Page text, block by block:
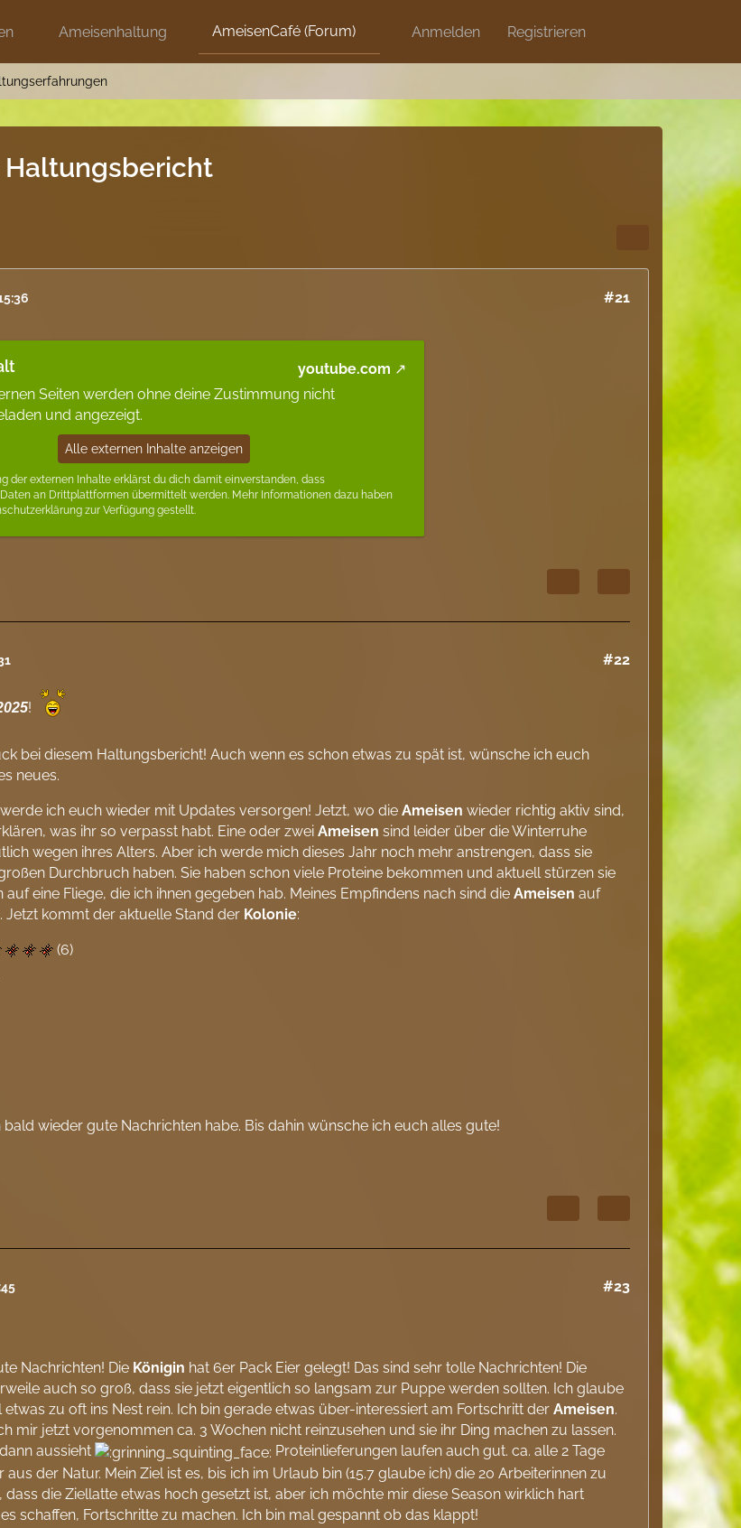
Anmelden Registrieren
Ameisenhaltung AmeisenCafé (Forum) Discord Artikel Blog
#21
youtube.com
Seiten werden ohne deine Zustimmung nicht
und angezeigt.
Alle externen Inhalte anzeigen
der externen Inhalte erklärst du dich damit einverstanden, dass
an Drittplattformen übermittelt werden. Mehr Informationen dazu haben
zur Verfügung gestellt.
#22
!
bei diesem Haltungsbericht! Auch wenn es schon etwas zu spät ist, wünsche ich euch
neues.
ich euch wieder mit Updates versorgen! Jetzt, wo dieAmeisen wieder richtig aktiv sind,
was ihr so verpasst habt. Eine oder zweiAmeisen sind leider über die Winterruhe
wegen ihres Alters. Aber ich werde mich dieses Jahr noch mehr anstrengen, dass sie
Durchbruch haben. Sie haben schon viele Proteine bekommen und aktuell stürzen sie
auf eine Fliege, die ich ihnen gegeben hab. Meines Empfindens nach sind dieAmeisen auf
Jetzt kommt der aktuelle Stand der Kolonie:
(6)
bald wieder gute Nachrichten habe. Bis dahin wünsche ich euch alles gute!
#23
Nachrichten! Die Königin hat 6er Pack Eier gelegt! Das sind sehr tolle Nachrichten! Die
auch so groß, dass sie jetzt eigentlich so langsam zur Puppe werden sollten. Ich glaube
etwas zu oft ins Nest rein. Ich bin gerade etwas über-interessiert am Fortschritt derAmeisen.
mir jetzt vorgenommen ca. 3 Wochen nicht reinzusehen und sie ihr Ding machen zu lassen.
aussieht
Proteinlieferungen laufen auch gut. ca. alle 2 Tage
aus der Natur. Mein Ziel ist es, bis ich im Urlaub bin (15.7 glaube ich) die 20 Arbeiterinnen zu
dass die Ziellatte etwas hoch gesetzt ist, aber ich möchte mir diese Season wirklich hart
schaffen, Fortschritte zu machen. Ich bin mal gespannt ob das klappt!